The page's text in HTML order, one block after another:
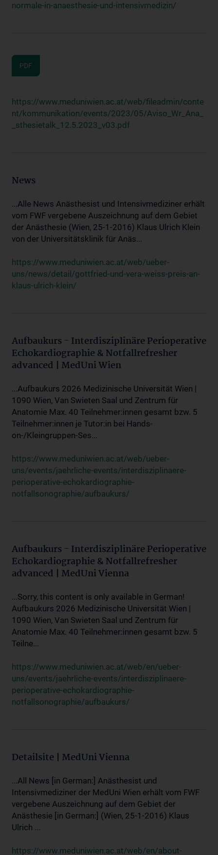
normale-in-anaesthesie-und-intensivmedizin/
PDF
https://www.meduniwien.ac.at/web/fileadmin/conte
nt/kommunikation/events/2023/05/Aviso_Wr_Ana_
_sthesietalk_12.5.2023_v03.pdf
News
...Alle News Anästhesist und Intensivmediziner erhält
vom FWF vergebene Auszeichnung auf dem Gebiet
der Anästhesie (Wien, 25-1-2016) Klaus Ulrich Klein
von der Universitätsklinik für Anäs...
https://www.meduniwien.ac.at/web/ueber-
uns/news/detail/gottfried-und-vera-weiss-preis-an-
klaus-ulrich-klein/
Aufbaukurs - Interdisziplinäre Perioperative
Echokardiographie & Notfallrefresher
advanced | MedUni Wien
...Aufbaukurs 2026 Medizinische Universität Wien |
1090 Wien, Van Swieten Saal und Zentrum für
Anatomie Max. 40 Teilnehmer:innen gesamt bzw. 5
Teilnehmer:innen je Tutor:in bei Hands-
on-/Kleingruppen-Ses...
https://www.meduniwien.ac.at/web/ueber-
uns/events/jaehrliche-events/interdisziplinaere-
perioperative-echokardiographie-
notfallsonographie/aufbaukurs/
Aufbaukurs - Interdisziplinäre Perioperative
Echokardiographie & Notfallrefresher
advanced | MedUni Vienna
...Sorry, this content is only available in German!
Aufbaukurs 2026 Medizinische Universität Wien |
1090 Wien, Van Swieten Saal und Zentrum für
Anatomie Max. 40 Teilnehmer:innen gesamt bzw. 5
Teilne...
https://www.meduniwien.ac.at/web/en/ueber-
uns/events/jaehrliche-events/interdisziplinaere-
perioperative-echokardiographie-
notfallsonographie/aufbaukurs/
Detailsite | MedUni Vienna
...All News [in German:] Anästhesist und
Intensivmediziner der MedUni Wien erhält vom FWF
vergebene Auszeichnung auf dem Gebiet der
Anästhesie [in German:] (Wien, 25-1-2016) Klaus
Ulrich ...
https://www.meduniwien.ac.at/web/en/about-